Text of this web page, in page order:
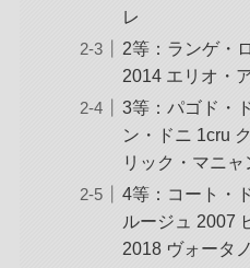
レ
2等：ランゲ・
2014 エリオ・
3等：パゴド・
ン・ドニ 1cru
リック・マニャ
4等：コート・
ルージュ 2007
2018 ヴォータ